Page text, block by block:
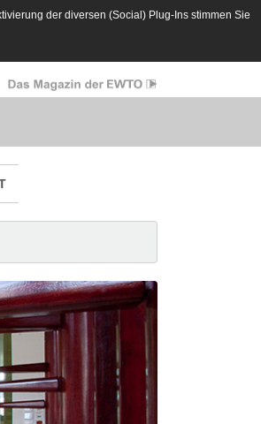
der diversen (Social) Plug-Ins stimmen Sie